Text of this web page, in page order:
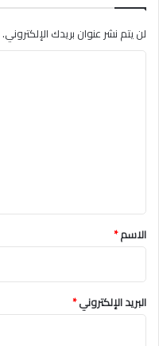
لن يتم نشر عنوان بريدك الإلكتروني.
*
الاسم*
البريد الإلكتروني*